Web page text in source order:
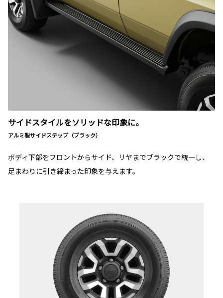
サイドスタイルをソリッドな印象に。
アルミ製サイドステップ（ブラック）
ボディ下部をフロントからサイド、リヤまでブラックで統一し、
足まわりに引き締まった印象を与えます。